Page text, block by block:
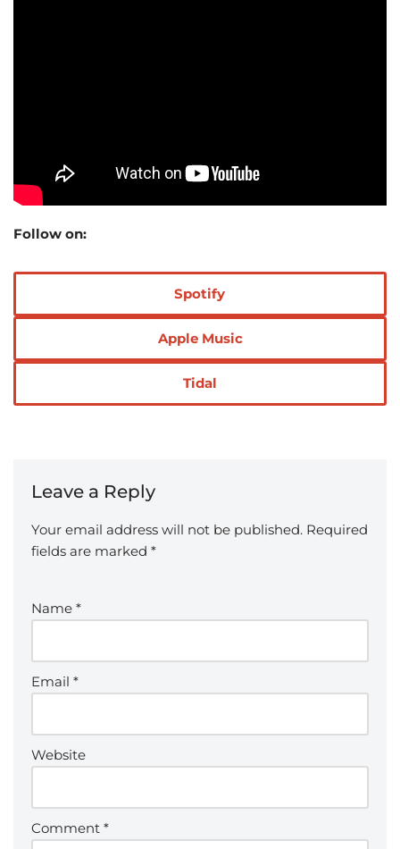
Follow on:
Spotify
Apple Music
Tidal
Leave a Reply
Your email address will not be published. Required
fields are marked *
Name *
Email *
Website
Comment *